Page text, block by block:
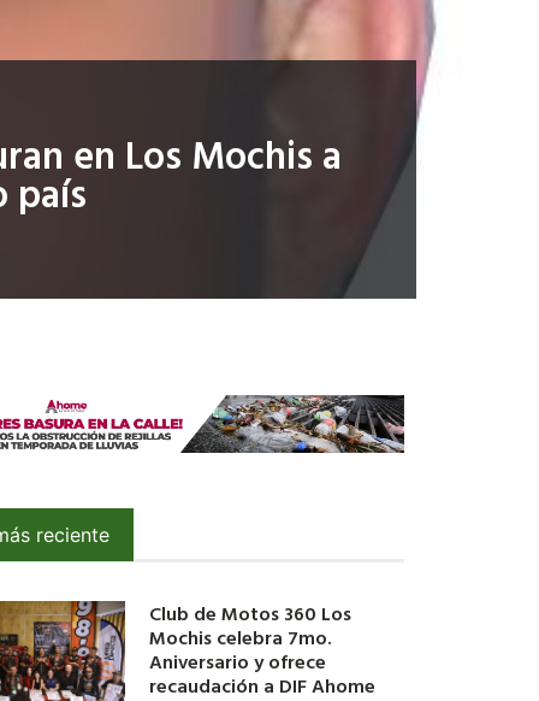
en Los Mochis a
país
reciente
Club de Motos 360 Los
Mochis celebra 7mo.
Aniversario y ofrece
recaudación a DIF Ahome